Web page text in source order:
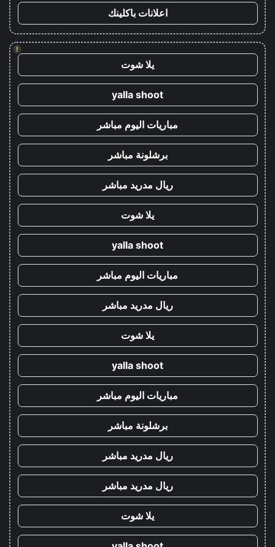
اعلانات باكلينك
!
يلا شوت
yalla shoot
مباريات اليوم مباشر
برشلونة مباشر
ريال مدريد مباشر
يلا شوت
yalla shoot
مباريات اليوم مباشر
ريال مدريد مباشر
يلا شوت
yalla shoot
مباريات اليوم مباشر
برشلونة مباشر
ريال مدريد مباشر
ريال مدريد مباشر
يلا شوت